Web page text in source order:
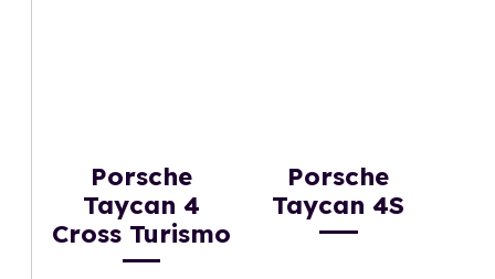
Porsche
Taycan 4
Cross Turismo
Porsche
Taycan 4S